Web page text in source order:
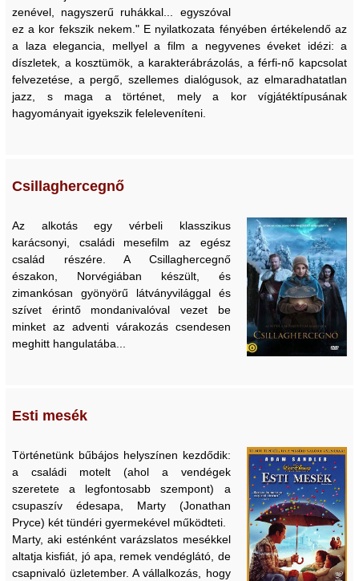
zenével, nagyszerű ruhákkal... egyszóval
ez a kor fekszik nekem." E nyilatkozata fényében értékelendő az
a laza elegancia, mellyel a film a negyvenes éveket idézi: a
díszletek, a kosztümök, a karakterábrázolás, a férfi-nő kapcsolat
felvezetése, a pergő, szellemes dialógusok, az elmaradhatatlan
jazz, s maga a történet, mely a kor vígjátéktípusának
hagyományait igyekszik feleleveníteni.
Csillaghercegnő
Az alkotás egy vérbeli klasszikus
karácsonyi, családi mesefilm az egész
család részére. A Csillaghercegnő
északon, Norvégiában készült, és
zimankósan gyönyörű látványvilággal és
szívet érintő mondanivalóval vezet be
minket az adventi várakozás csendesen
meghitt hangulatába...
Esti mesék
Történetünk bűbájos helyszínen kezdődik:
a családi motelt (ahol a vendégek
szeretete a legfontosabb szempont) a
csupaszív édesapa, Marty (Jonathan
Pryce) két tündéri gyermekével működteti.
Marty, aki esténként varázslatos mesékkel
altatja kisfiát, jó apa, remek vendéglátó, de
csapnivaló üzletember. A vállalkozás, hogy